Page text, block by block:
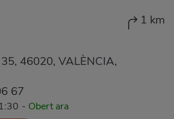
1 km
46020, VALÈNCIA,
67
- Obert ara